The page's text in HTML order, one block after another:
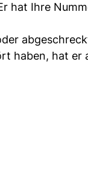
hat Ihre
haben, hat er